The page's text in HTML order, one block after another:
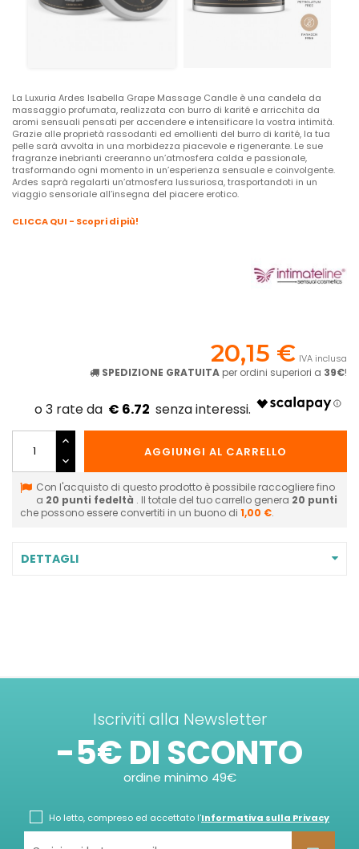
La Luxuria Ardes Isabella Grape Massage Candle è una candela da
massaggio profumata, realizzata con burro di karité e arricchita da
aromi sensuali pensati per accendere e intensificare la vostra intimità.
Grazie alle proprietà rassodanti ed emollienti del burro di karité, la tua
pelle sarà avvolta in una morbidezza piacevole e rigenerante. Le sue
fragranze inebrianti creeranno un’atmosfera calda e passionale,
trasformando ogni momento in un’esperienza sensuale e coinvolgente.
Ardes saprà regalarti un’atmosfera lussuriosa, trasportandoti in un
viaggio sensoriale all’insegna del piacere erotico.
CLICCA QUI - Scopri di più!
20,15 € IVA inclusa
SPEDIZIONE GRATUITA per ordini superiori a 39€!
€ 6.72
AGGIUNGI AL CARRELLO
Con l'acquisto di questo prodotto è possibile raccogliere fino
a 20 punti fedeltà . Il totale del tuo carrello genera 20 punti
che possono essere convertiti in un buono di 1,00 €.
DETTAGLI
Iscriviti alla Newsletter
-5€ DI SCONTO
ordine minimo 49€
Ho letto, compreso ed accettato l'Informativa sulla Privacy